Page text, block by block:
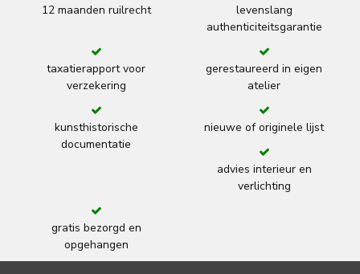
12 maanden ruilrecht
levenslang
authenticiteitsgarantie
taxatierapport voor
verzekering
gerestaureerd in eigen
atelier
kunsthistorische
documentatie
nieuwe of originele lijst
advies interieur en
verlichting
gratis bezorgd en
opgehangen